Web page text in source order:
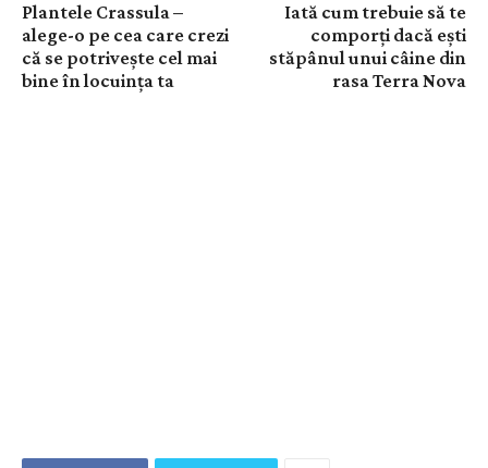
Plantele Crassula –
alege-o pe cea care crezi
că se potrivește cel mai
bine în locuința ta
Iată cum trebuie să te
comporți dacă ești
stăpânul unui câine din
rasa Terra Nova